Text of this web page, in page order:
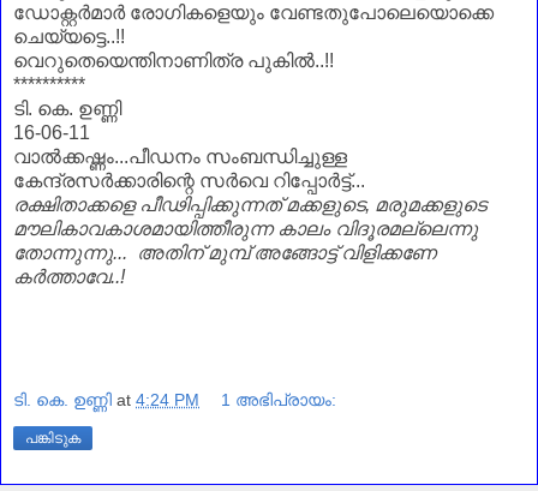
ഡോക്റ്റർമാർ രോഗികളെയും വേണ്ടതുപോലെയൊക്കെ
ചെയ്യട്ടെ..!!
വെറുതെയെന്തിനാണിത്ര പുകിൽ..!!
**********
ടി. കെ. ഉണ്ണി
16-06-11
വാൽക്കഷ്ണം...പീഡനം സംബന്ധിച്ചുള്ള
കേന്ദ്രസർക്കാരിന്റെ സർവെ റിപ്പോർട്ട്...
രക്ഷിതാക്കളെ പീഢിപ്പിക്കുന്നത് മക്കളുടെ, മരുമക്കളുടെ
മൗലികാവകാശമായിത്തീരുന്ന കാലം വിദൂരമല്ലെന്നു
തോന്നുന്നു... അതിന്‌ മുമ്പ് അങ്ങോട്ട് വിളിക്കണേ
കർത്താവേ..!
ടി. കെ. ഉണ്ണി at 4:24 PM 1 അഭിപ്രായം:
പങ്കിടുക